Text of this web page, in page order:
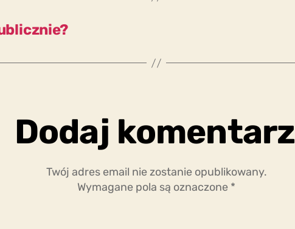
Dodaj komentarz
Twój adres email nie zostanie opublikowany.
Wymagane pola są oznaczone *